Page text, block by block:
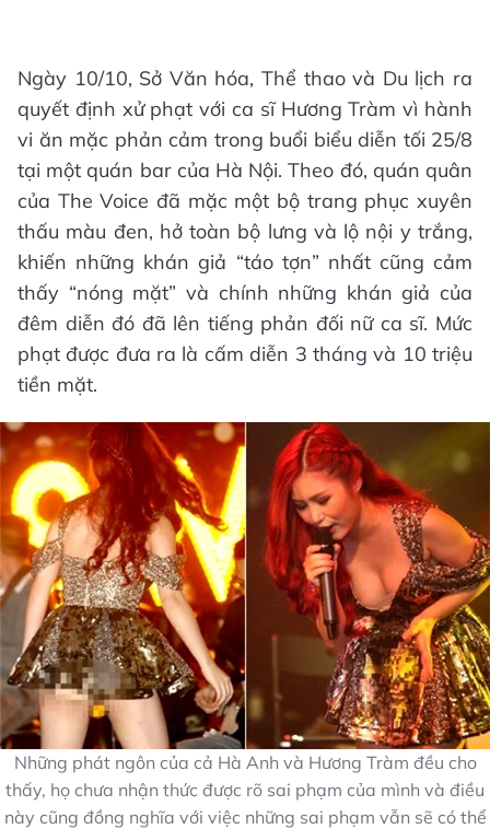
Ngày 10/10, Sở Văn hóa, Thể thao và Du lịch ra
quyết định xử phạt với ca sĩ Hương Tràm vì hành
vi ăn mặc phản cảm trong buổi biểu diễn tối 25/8
tại một quán bar của Hà Nội. Theo đó, quán quân
của The Voice đã mặc một bộ trang phục xuyên
thấu màu đen, hở toàn bộ lưng và lộ nội y trắng,
khiến những khán giả “táo tợn” nhất cũng cảm
thấy “nóng mặt” và chính những khán giả của
đêm diễn đó đã lên tiếng phản đối nữ ca sĩ. Mức
phạt được đưa ra là cấm diễn 3 tháng và 10 triệu
tiền mặt.
Những phát ngôn của cả Hà Anh và Hương Tràm đều cho
thấy, họ chưa nhận thức được rõ sai phạm của mình và điều
này cũng đồng nghĩa với việc những sai phạm vẫn sẽ có thể